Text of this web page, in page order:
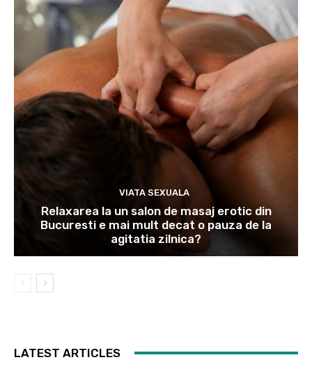
VIATA SEXUALA
Relaxarea la un salon de masaj erotic din
Bucuresti e mai mult decat o pauza de la
agitatia zilnica?
LATEST ARTICLES